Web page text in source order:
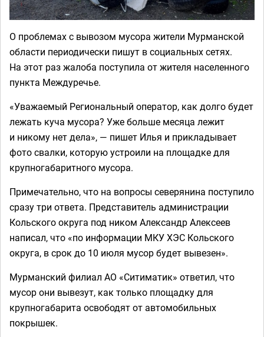
О проблемах с вывозом мусора жители Мурманской
области периодически пишут в социальных сетях.
На этот раз жалоба поступила от жителя населенного
пункта Междуречье.
«Уважаемый Региональный оператор, как долго будет
лежать куча мусора? Уже больше месяца лежит
и никому нет дела», — пишет Илья и прикладывает
фото свалки, которую устроили на площадке для
крупногабаритного мусора.
Примечательно, что на вопросы северянина поступило
сразу три ответа. Представитель администрации
Кольского округа под ником Александр Алексеев
написал, что «по информации МКУ ХЭС Кольского
округа, в срок до 10 июля мусор будет вывезен».
Мурманский филиал АО «Ситиматик» ответил, что
мусор они вывезут, как только площадку для
крупногабарита освободят от автомобильных
покрышек.